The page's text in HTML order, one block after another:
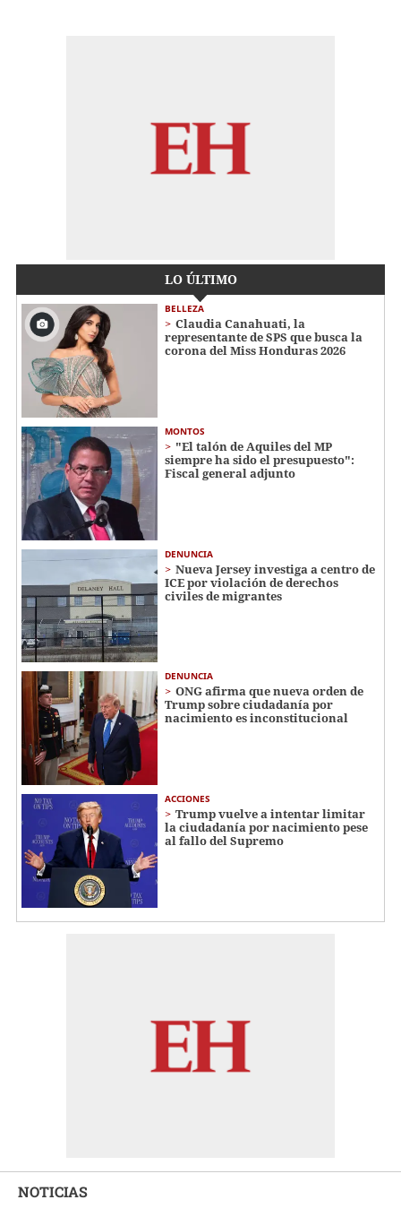
LO ÚLTIMO
BELLEZA
Claudia Canahuati, la
representante de SPS que busca la
corona del Miss Honduras 2026
MONTOS
"El talón de Aquiles del MP
siempre ha sido el presupuesto":
Fiscal general adjunto
DENUNCIA
Nueva Jersey investiga a centro de
ICE por violación de derechos
civiles de migrantes
DENUNCIA
ONG afirma que nueva orden de
Trump sobre ciudadanía por
nacimiento es inconstitucional
ACCIONES
Trump vuelve a intentar limitar
la ciudadanía por nacimiento pese
al fallo del Supremo
NOTICIAS